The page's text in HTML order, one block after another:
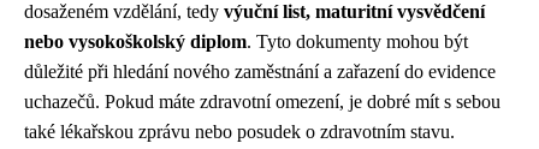
dosaženém vzdělání, tedy výuční list, maturitní vysvědčení
nebo vysokoškolský diplom. Tyto dokumenty mohou být
důležité při hledání nového zaměstnání a zařazení do evidence
uchazečů. Pokud máte zdravotní omezení, je dobré mít s sebou
také lékařskou zprávu nebo posudek o zdravotním stavu.